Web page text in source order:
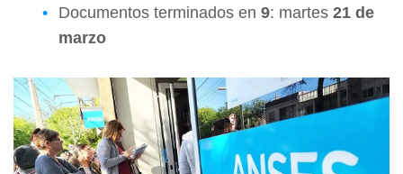
Documentos terminados en 9: martes 21 de
marzo